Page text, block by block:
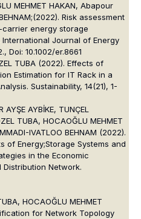
MEHMET HAKAN, Abapour
Risk assessment
energy storage
Journal of Energy
Doi: 10.1002/er.8661
TUBA (2022). Effects of
Estimation for IT Rack in a
Sustainability, 14(21), 1-
AYBİKE, TUNÇEL
TUBA, HOCAOĞLU MEHMET
IVATLOO BEHNAM (2022).
of Energy;Storage Systems and
in the Economic
Network.
HOCAOĞLU MEHMET
for Network Topology